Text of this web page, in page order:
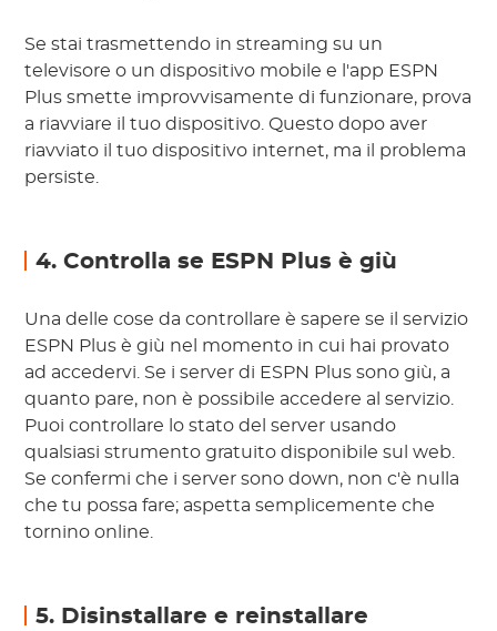
Se stai trasmettendo in streaming su un
televisore o un dispositivo mobile e l'app ESPN
Plus smette improvvisamente di funzionare, prova
a riavviare il tuo dispositivo. Questo dopo aver
riavviato il tuo dispositivo internet, ma il problema
persiste.
4. Controlla se ESPN Plus è giù
Una delle cose da controllare è sapere se il servizio
ESPN Plus è giù nel momento in cui hai provato
ad accedervi. Se i server di ESPN Plus sono giù, a
quanto pare, non è possibile accedere al servizio.
Puoi controllare lo stato del server usando
qualsiasi strumento gratuito disponibile sul web.
Se confermi che i server sono down, non c'è nulla
che tu possa fare; aspetta semplicemente che
tornino online.
5. Disinstallare e reinstallare